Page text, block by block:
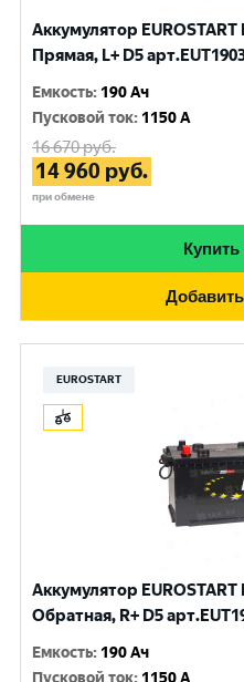
Аккумулятор EUROSTART
Прямая, L+ D5
Емкость: 190 Ач
Пусковой ток: 1150 A
16 670руб.
14 960 руб.
при обмене
EUROSTART
Аккумулятор EUROSTART
Обратная, R+ D5
Емкость: 190 Ач
Пусковой ток: 1150 A